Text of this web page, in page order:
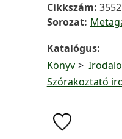
Cikkszám
Sorozat
Katalógus
Könyv
Szórakoztató